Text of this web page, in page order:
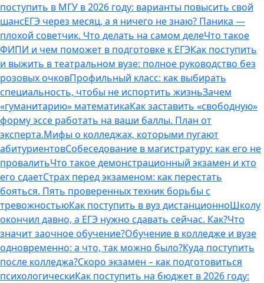
поступить в МГУ в 2026 году: варианты повысить свой
шансЕГЭ через месяц, а я ничего не знаю? Паника —
плохой советчик. Что делать на самом делеЧто такое
ФИПИ и чем поможет в подготовке к ЕГЭКак поступить
и выжить в театральном вузе: полное руководство без
розовых очковПрофильный класс: как выбирать
специальность, чтобы не испортить жизньЗачем
«гуманитарию» математикаКак заставить «свободную»
форму эссе работать на ваши баллы. План от
эксперта.Мифы о колледжах, которыми пугают
абитуриентовСобеседование в магистратуру: как его не
провалитьЧто такое демонстрационный экзамен и кто
его сдаетСтрах перед экзаменом: как перестать
бояться. Пять проверенных техник борьбы с
тревожностьюКак поступить в вуз дистанционноШколу
окончил давно, а ЕГЭ нужно сдавать сейчас. Как?Что
значит заочное обучение?Обучение в колледже и вузе
одновременно: а что, так можно было?Куда поступить
после колледжа?Скоро экзамен – как подготовиться
психологическиКак поступить на бюджет в 2026 году: